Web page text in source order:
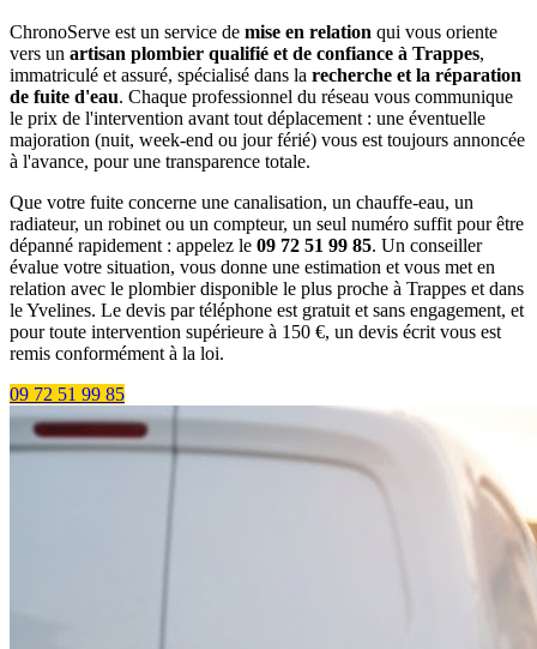
ChronoServe est un service de mise en relation qui vous oriente
vers un artisan plombier qualifié et de confiance à Trappes,
immatriculé et assuré, spécialisé dans la recherche et la réparation
de fuite d'eau. Chaque professionnel du réseau vous communique
le prix de l'intervention avant tout déplacement : une éventuelle
majoration (nuit, week-end ou jour férié) vous est toujours annoncée
à l'avance, pour une transparence totale.
Que votre fuite concerne une canalisation, un chauffe-eau, un
radiateur, un robinet ou un compteur, un seul numéro suffit pour être
dépanné rapidement : appelez le 09 72 51 99 85. Un conseiller
évalue votre situation, vous donne une estimation et vous met en
relation avec le plombier disponible le plus proche à Trappes et dans
le Yvelines. Le devis par téléphone est gratuit et sans engagement, et
pour toute intervention supérieure à 150 €, un devis écrit vous est
remis conformément à la loi.
09 72 51 99 85